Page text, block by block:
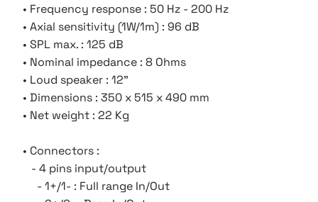
• Frequency response : 50 Hz - 200 Hz
• Axial sensitivity (1W/1m) : 96 dB
• SPL max. : 125 dB
• Nominal impedance : 8 Ohms
• Loud speaker : 12"
• Dimensions : 350 x 515 x 490 mm
• Net weight : 22 Kg
• Connectors :
- 4 pins input/output
- 1+/1- : Full range In/Out